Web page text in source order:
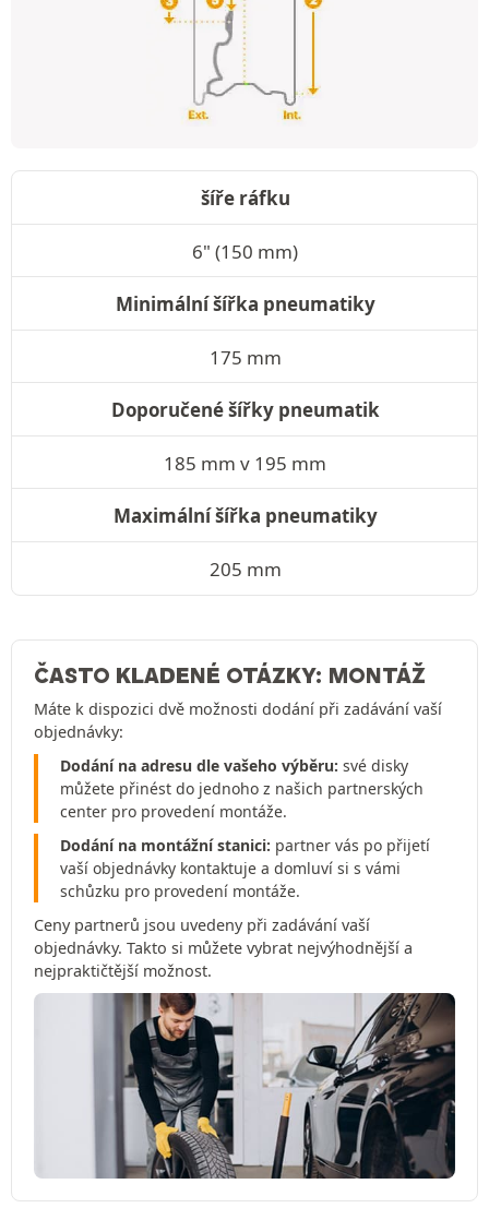
šíře ráfku
6" (150 mm)
Minimální šířka pneumatiky
175 mm
Doporučené šířky pneumatik
185 mm v 195 mm
Maximální šířka pneumatiky
205 mm
ČASTO KLADENÉ OTÁZKY: MONTÁŽ
Máte k dispozici dvě možnosti dodání při zadávání vaší
objednávky:
Dodání na adresu dle vašeho výběru: své disky
můžete přinést do jednoho z našich partnerských
center pro provedení montáže.
Dodání na montážní stanici: partner vás po přijetí
vaší objednávky kontaktuje a domluví si s vámi
schůzku pro provedení montáže.
Ceny partnerů jsou uvedeny při zadávání vaší
objednávky. Takto si můžete vybrat nejvýhodnější a
nejpraktičtější možnost.